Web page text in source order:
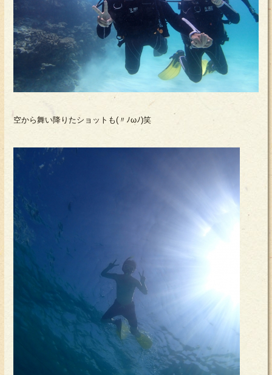
空から舞い降りたショットも(〃ﾉωﾉ)笑